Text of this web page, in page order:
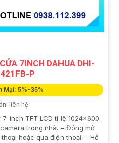
giúp bạn tìm được thiết bị
với giá rẻ!
7INCH DAHUA DHI-
P
Mại: 5%-35%
liên hệ
inch TFT LCD tỉ lệ 1024×600.
trong nhà. – Đóng mở
hoặc qua điện thoại. – Hỗ